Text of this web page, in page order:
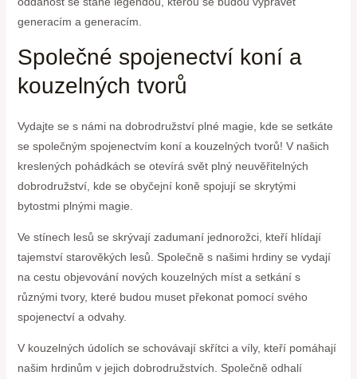
generacím a generacím.
Společné spojenectví koní a
kouzelných tvorů
Vydajte se s námi na dobrodružství plné magie, kde se setkáte
se společným spojenectvím koní a kouzelných tvorů! V našich
kreslených pohádkách se otevírá svět plný neuvěřitelných
dobrodružství, kde se obyčejní koně spojují se skrytými
bytostmi plnými magie.
Ve stínech lesů se skrývají zadumaní jednorožci, kteří hlídají
tajemství starověkých lesů. Společně s našimi hrdiny se vydají
na cestu objevování nových kouzelných míst a setkání s
různými tvory, které budou muset překonat pomocí svého
spojenectví a odvahy.
V kouzelných údolích se schovávají skřítci a víly, kteří pomáhají
našim hrdinům v jejich dobrodružstvích. Společně odhalí